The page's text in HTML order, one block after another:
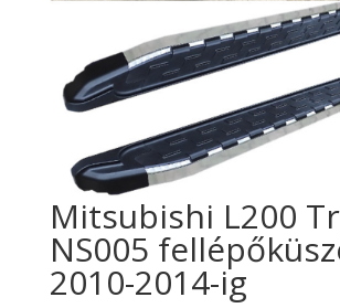
Mitsubishi L200
NS005
2010-2014-ig